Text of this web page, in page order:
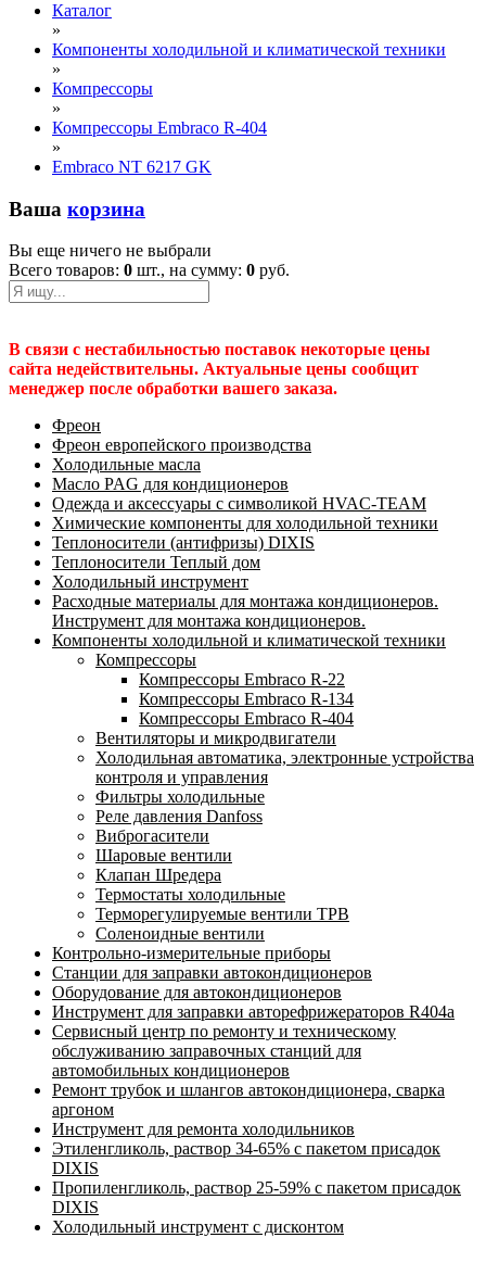
Каталог
»
Компоненты холодильной и климатической техники
»
Компрессоры
»
Компрессоры Embraco R-404
»
Embraco NT 6217 GK
Ваша корзина
Вы еще ничего не выбрали
Всего товаров: 0 шт., на сумму: 0 руб.
В связи с нестабильностью поставок некоторые цены
сайта недействительны. Актуальные цены сообщит
менеджер после обработки вашего заказа.
Фреон
Фреон европейского производства
Холодильные масла
Масло PAG для кондиционеров
Одежда и аксессуары с символикой HVAC-TEAM
Химические компоненты для холодильной техники
Теплоносители (антифризы) DIXIS
Теплоносители Теплый дом
Холодильный инструмент
Расходные материалы для монтажа кондиционеров.
Инструмент для монтажа кондиционеров.
Компоненты холодильной и климатической техники
Компрессоры
Компрессоры Embraco R-22
Компрессоры Embraco R-134
Компрессоры Embraco R-404
Вентиляторы и микродвигатели
Холодильная автоматика, электронные устройства
контроля и управления
Фильтры холодильные
Реле давления Danfoss
Виброгасители
Шаровые вентили
Клапан Шредера
Термостаты холодильные
Терморегулируемые вентили ТРВ
Соленоидные вентили
Контрольно-измерительные приборы
Станции для заправки автокондиционеров
Оборудование для автокондиционеров
Инструмент для заправки авторефрижераторов R404a
Сервисный центр по ремонту и техническому
обслуживанию заправочных станций для
автомобильных кондиционеров
Ремонт трубок и шлангов автокондиционера, сварка
аргоном
Инструмент для ремонта холодильников
Этиленгликоль, раствор 34-65% с пакетом присадок
DIXIS
Пропиленгликоль, раствор 25-59% с пакетом присадок
DIXIS
Холодильный инструмент с дисконтом